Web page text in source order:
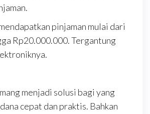
pinjaman mulai dari
Rp20.000.000. Tergantung
menjadi solusi bagi yang
cepat dan praktis. Bahkan